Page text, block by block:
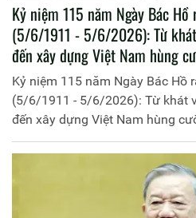
Kỷ niệm 115 năm Ngày Bác
(5/6/1911 - 5/6/2026): Từ
đến xây dựng Việt Nam hùng
Kỷ niệm 115 năm Ngày Bác
(5/6/1911 - 5/6/2026): Từ khát
đến xây dựng Việt Nam hùng